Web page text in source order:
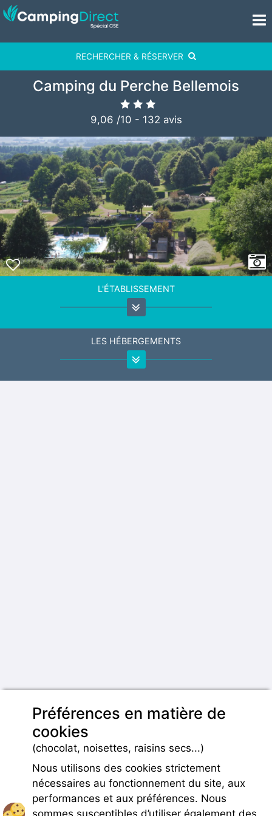
RECHERCHER & RÉSERVER
Camping du Perche Bellemois
9,06 /10 - 132 avis
L'ÉTABLISSEMENT
LES HÉBERGEMENTS
Préférences en matière de
cookies
(chocolat, noisettes, raisins secs...)
Nous utilisons des cookies strictement
nécessaires au fonctionnement du site, aux
performances et aux préférences. Nous
sommes susceptibles d’utiliser également des